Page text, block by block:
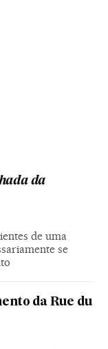
da
de uma
se
da Rue du